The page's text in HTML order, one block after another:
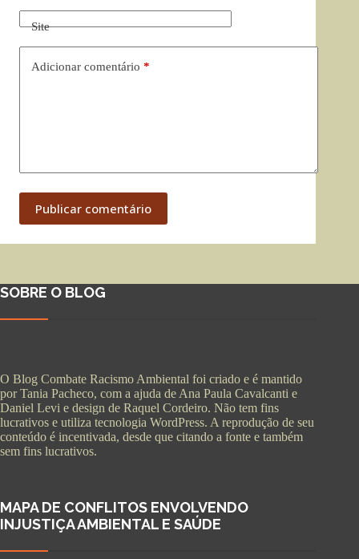
Site
Adicionar comentário *
Publicar comentário
SOBRE O BLOG
O Blog Combate Racismo Ambiental foi criado e é mantido
por Tania Pacheco, com a ajuda de Ana Paula Cavalcanti e
Daniel Levi e design de Raquel Cordeiro. Não tem fins
lucrativos e utiliza tecnologia WordPress. A reprodução de seu
conteúdo é incentivada, desde que citando a fonte e também
sem fins lucrativos.
MAPA DE CONFLITOS ENVOLVENDO
INJUSTIÇA AMBIENTAL E SAÚDE